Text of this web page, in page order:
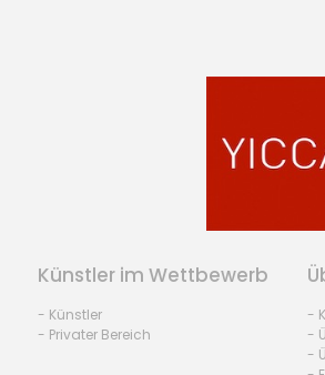
Künstler im Wettbewerb
- Künstler
- Privater Bereich
-
-
-